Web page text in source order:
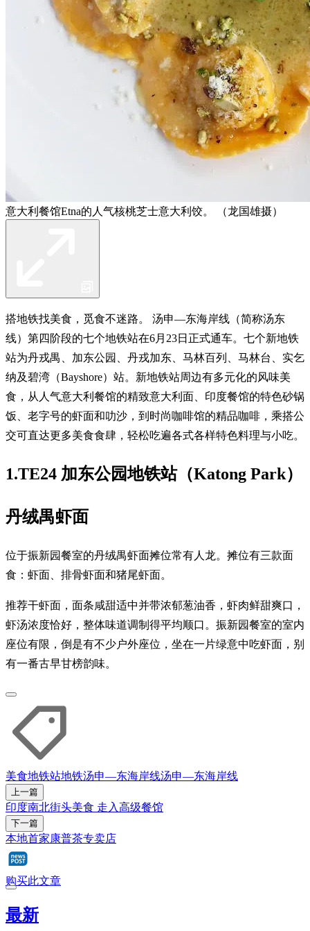
意大利餐馆Etna的人气核桃芝士意大利饺。 （龙国雄摄）
搭地铁找美食，觅食不迷路。 汤申—东海岸线（简称汤东
线）第四阶段的七个地铁站在6月23日正式通车。七个新地铁
站为丹戎禺、加东公园、丹戎加东、马林百列、马林台、实乞
纳及碧湾（Bayshore）站。新地铁站周边有多元化的风味美
食，从人气意大利餐馆的精致意大利面、印度餐馆的特色砂锅
饭、老字号的虾面和叻沙，到时尚咖啡馆的精品咖啡，乘搭公
交可直达更多美食食肆，轻松吃遍各式各样特色料理与小吃。
1.TE24 加东公园地铁站（Katong Park）
丹绒禺虾面
位于振新园餐室的丹绒禺虾面摊位常有人龙。摊位有三款面
食：虾面、排骨虾面和猪尾虾面。
推荐干虾面，面条咸甜适中并带浓郁葱油香，虾肉鲜甜爽口，
虾汤浓度恰好，整体味道调制得平均顺口。振新园餐室的室内
座位有限，倒是有不少户外座位，坐在一片绿意中吃虾面，别
有一番古早甘榜韵味。
美食地铁站地铁汤申—东海岸线汤申—东海岸线
上一篇
印度南北街头美食 走入高级餐馆
下一篇
本地首家康普茶专卖店
购买此文章
最新